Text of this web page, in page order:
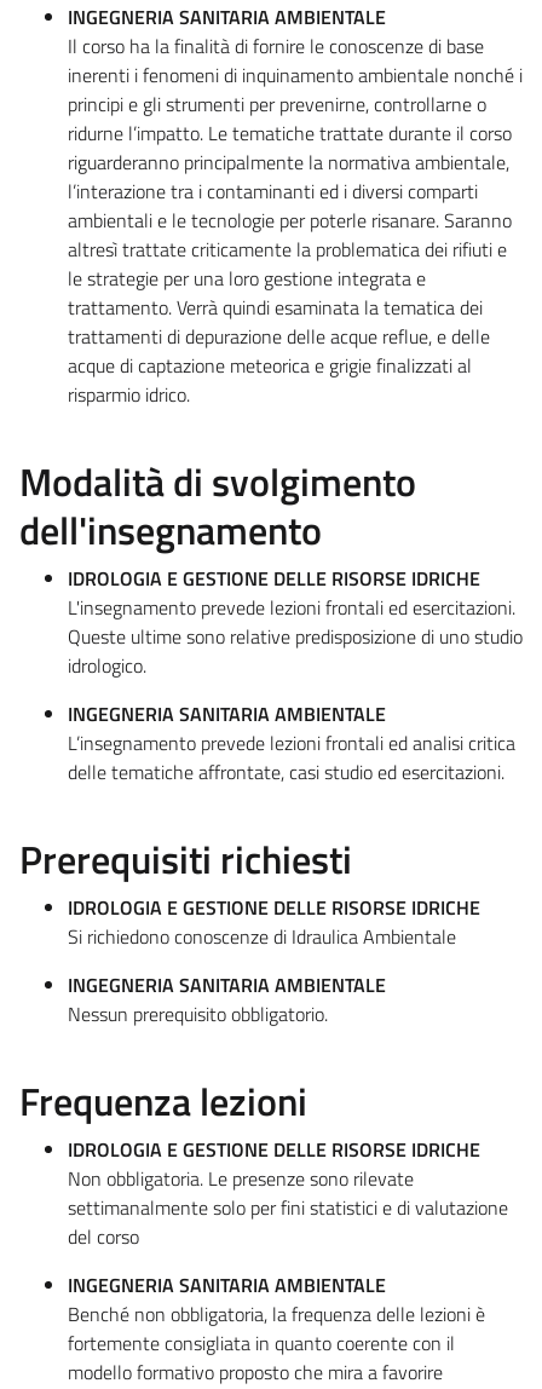
INGEGNERIA SANITARIA AMBIENTALE
Il corso ha la finalità di fornire le conoscenze di base
inerenti i fenomeni di inquinamento ambientale nonché i
principi e gli strumenti per prevenirne, controllarne o
ridurne l’impatto. Le tematiche trattate durante il corso
riguarderanno principalmente la normativa ambientale,
l’interazione tra i contaminanti ed i diversi comparti
ambientali e le tecnologie per poterle risanare. Saranno
altresì trattate criticamente la problematica dei rifiuti e
le strategie per una loro gestione integrata e
trattamento. Verrà quindi esaminata la tematica dei
trattamenti di depurazione delle acque reflue, e delle
acque di captazione meteorica e grigie finalizzati al
risparmio idrico.
Modalità di svolgimento
dell'insegnamento
IDROLOGIA E GESTIONE DELLE RISORSE IDRICHE
L'insegnamento prevede lezioni frontali ed esercitazioni.
Queste ultime sono relative predisposizione di uno studio
idrologico.
INGEGNERIA SANITARIA AMBIENTALE
L’insegnamento prevede lezioni frontali ed analisi critica
delle tematiche affrontate, casi studio ed esercitazioni.
Prerequisiti richiesti
IDROLOGIA E GESTIONE DELLE RISORSE IDRICHE
Si richiedono conoscenze di Idraulica Ambientale
INGEGNERIA SANITARIA AMBIENTALE
Nessun prerequisito obbligatorio.
Frequenza lezioni
IDROLOGIA E GESTIONE DELLE RISORSE IDRICHE
Non obbligatoria. Le presenze sono rilevate
settimanalmente solo per fini statistici e di valutazione
del corso
INGEGNERIA SANITARIA AMBIENTALE
Benché non obbligatoria, la frequenza delle lezioni è
fortemente consigliata in quanto coerente con il
modello formativo proposto che mira a favorire